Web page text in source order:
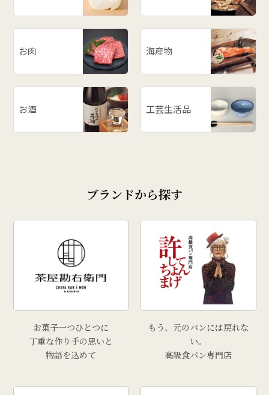
お肉 海産物
お酒 工芸生活品
ブランドから探す
お菓子一つひとつに
丁重な作り手の思いと
物語を込めて
もう、元のパンには戻れな
い。
高級食パン専門店